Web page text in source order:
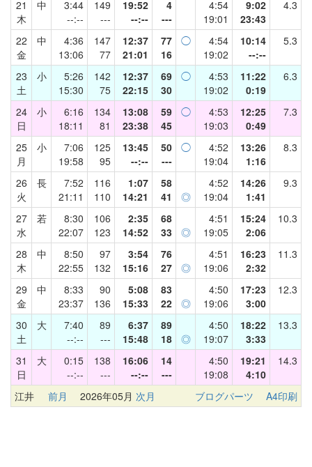
21
木
中
3:44
--:--
149
---
19:52
--:--
4
---
4:54
19:01
9:02
23:43
4.3
22
金
中
4:36
13:06
147
77
12:37
21:01
77
16
◯
4:54
19:02
10:14
--:--
5.3
23
土
小
5:26
15:30
142
75
12:37
22:15
69
30
◯
4:53
19:02
11:22
0:19
6.3
24
日
小
6:16
18:11
134
81
13:08
23:38
59
45
◯
4:53
19:03
12:25
0:49
7.3
25
月
小
7:06
19:58
125
95
13:45
--:--
50
---
◯
4:52
19:04
13:26
1:16
8.3
26
火
長
7:52
21:11
116
110
1:07
14:21
58
41
◎
4:52
19:04
14:26
1:41
9.3
27
水
若
8:30
22:07
106
123
2:35
14:52
68
33
◎
4:51
19:05
15:24
2:06
10.3
28
木
中
8:50
22:55
97
132
3:54
15:16
76
27
◎
4:51
19:06
16:23
2:32
11.3
29
金
中
8:33
23:37
90
136
5:08
15:33
83
22
◎
4:50
19:06
17:23
3:00
12.3
30
土
大
7:40
--:--
89
---
6:37
15:48
89
18
◎
4:50
19:07
18:22
3:33
13.3
31
日
大
0:15
--:--
138
---
16:06
--:--
14
---
4:50
19:08
19:21
4:10
14.3
江井 前月 2026年05月 次月 ブログパーツ A4印刷